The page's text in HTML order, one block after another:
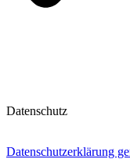
Datenschutz
Datenschutzerklärung